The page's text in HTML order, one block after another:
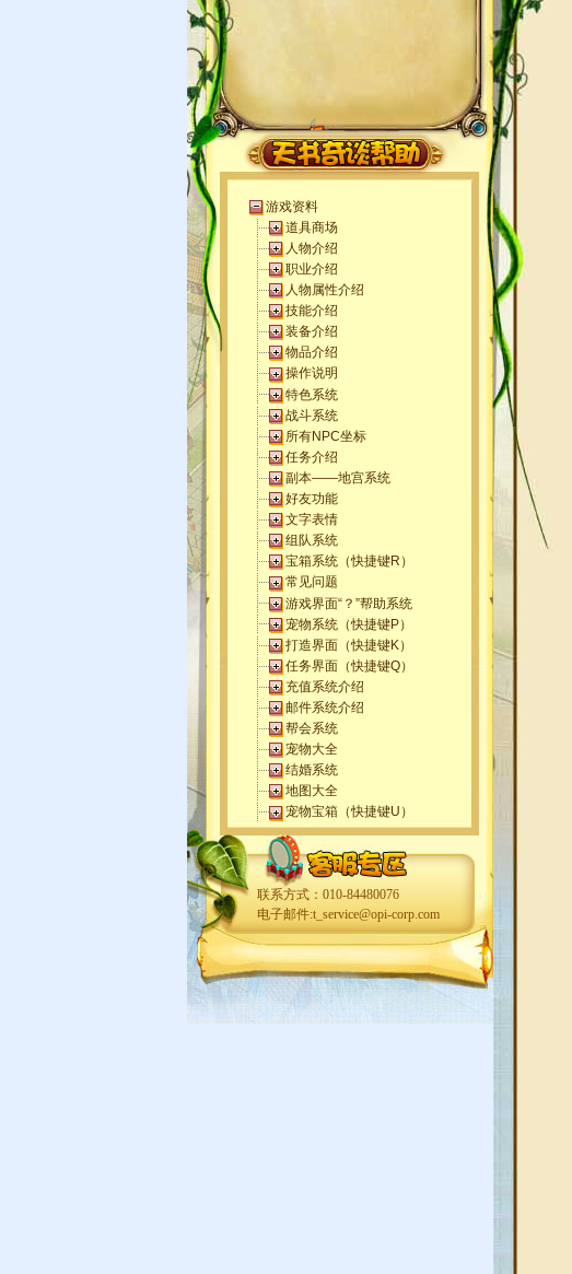
游戏资料
道具商场
人物介绍
职业介绍
人物属性介绍
技能介绍
装备介绍
物品介绍
操作说明
特色系统
战斗系统
所有NPC坐标
任务介绍
副本——地宫系统
好友功能
文字表情
组队系统
宝箱系统（快捷键R）
常见问题
游戏界面“？”帮助系统
宠物系统（快捷键P）
打造界面（快捷键K）
任务界面（快捷键Q）
充值系统介绍
邮件系统介绍
帮会系统
宠物大全
结婚系统
地图大全
宠物宝箱（快捷键U）
策划答玩家问
联系方式：010-84480076
电子邮件:t_service@opi-corp.com